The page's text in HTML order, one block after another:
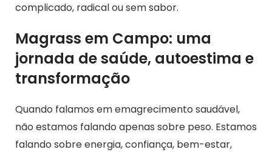
complicado, radical ou sem sabor.
Magrass em Campo: uma
jornada de saúde, autoestima e
transformação
Quando falamos em emagrecimento saudável,
não estamos falando apenas sobre peso. Estamos
falando sobre energia, confiança, bem-estar,